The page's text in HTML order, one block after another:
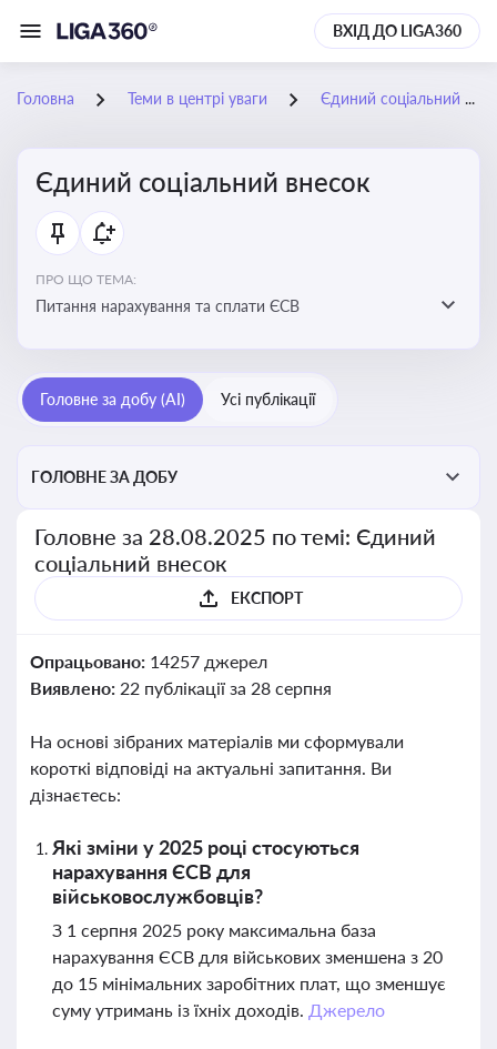
ВХІД ДО LIGA360
Головна Теми в центрі уваги Єдиний соціальний внесок
Єдиний соціальний внесок
ПРО ЩО ТЕМА:
Питання нарахування та сплати ЄСВ
Головне за добу (AI) Усі публікації
ГОЛОВНЕ ЗА ДОБУ
Головне за 28.08.2025 по темі: Єдиний
соціальний внесок
ЕКСПОРТ
Опрацьовано: 14257 джерел
Виявлено: 22 публікації за 28 серпня
На основі зібраних матеріалів ми сформували
короткі відповіді на актуальні запитання. Ви
дізнаєтесь:
Які зміни у 2025 році стосуються
нарахування ЄСВ для
військовослужбовців?
З 1 серпня 2025 року максимальна база
нарахування ЄСВ для військових зменшена з 20
до 15 мінімальних заробітних плат, що зменшує
суму утримань із їхніх доходів. Джерело